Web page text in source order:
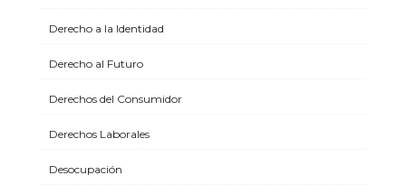
Derecho a la Identidad
Derecho al Futuro
Derechos del Consumidor
Derechos Laborales
Desocupación